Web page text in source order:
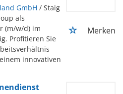
GmbH / Staig
als
(m/w/d) im
Profitieren Sie
innovativen
Merken